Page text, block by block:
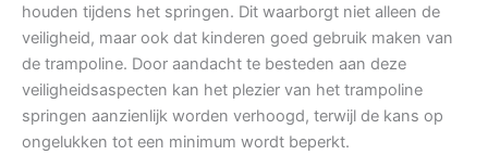
houden tijdens het springen. Dit waarborgt niet alleen de
veiligheid, maar ook dat kinderen goed gebruik maken van
de trampoline. Door aandacht te besteden aan deze
veiligheidsaspecten kan het plezier van het trampoline
springen aanzienlijk worden verhoogd, terwijl de kans op
ongelukken tot een minimum wordt beperkt.